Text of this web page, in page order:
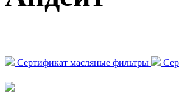
Сертификат масляные фильтры